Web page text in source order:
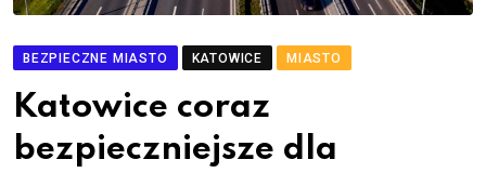
BEZPIECZNE MIASTO KATOWICE MIASTO
Katowice coraz
bezpieczniejsze dla